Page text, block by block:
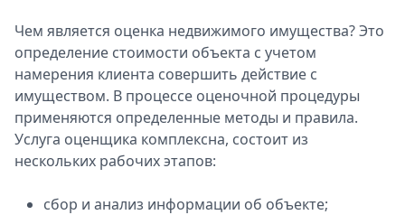
Чем является оценка недвижимого имущества? Это
определение стоимости объекта с учетом
намерения клиента совершить действие с
имуществом. В процессе оценочной процедуры
применяются определенные методы и правила.
Услуга оценщика комплексна, состоит из
нескольких рабочих этапов:
сбор и анализ информации об объекте;